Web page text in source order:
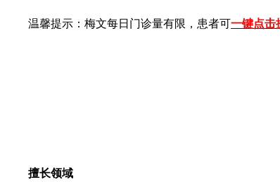
温馨提示：梅文每日门诊量有限，患者可一键点击
擅长领域